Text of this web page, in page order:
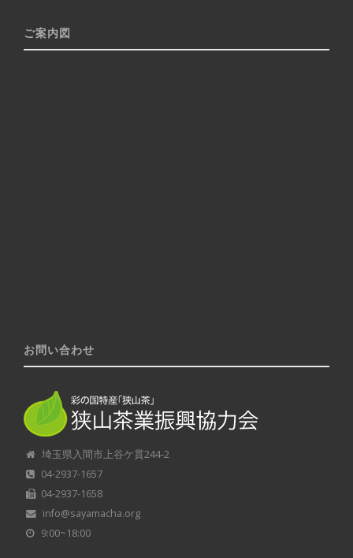
ご案内図
お問い合わせ
埼玉県入間市上谷ケ貫244-2
04-2937-1657
04-2937-1658
info@sayamacha.org
9:00~18:00